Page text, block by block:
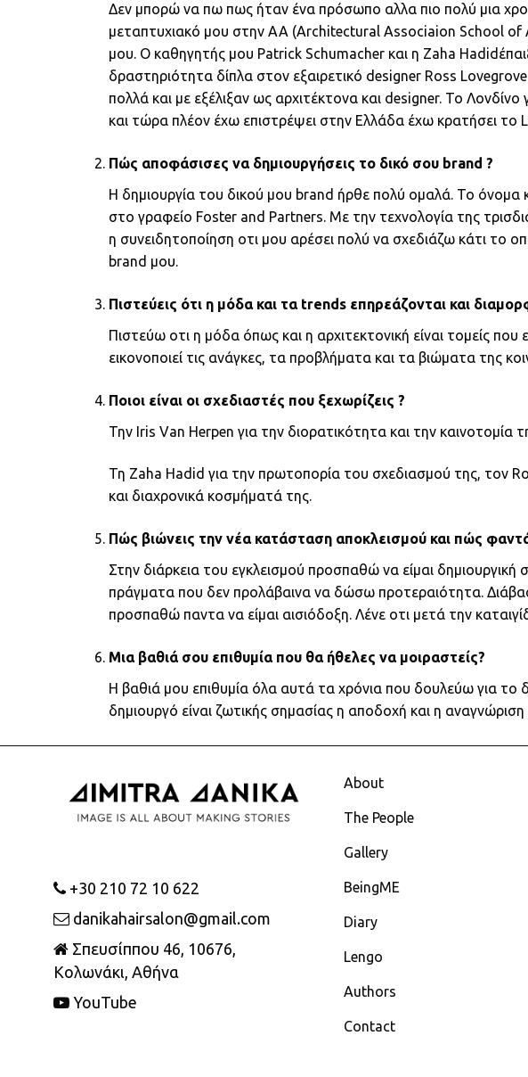
Δεν μπορώ να πω πως ήταν ένα πρόσωπο αλλα πιο πολύ μια
μεταπτυχιακό μου στην ΑΑ (Architectural Associaion School of
μου. Ο καθηγητής μου Patrick Schumacher και η Zaha
δραστηριότητα δίπλα στον εξαιρετικό designer Ross
πολλά και με εξέλιξαν ως αρχιτέκτονα και designer. Το
και τώρα πλέον έχω επιστρέψει στην Ελλάδα έχω κρατήσει
Πώς αποφάσισες να δημιουργήσεις το δικό σου brand ?
Η δημιουργία του δικού μου brand ήρθε πολύ ομαλά. Το όνομα
στο γραφείο Foster and Partners. Με την τεχνολογία της
η συνειδητοποίηση οτι μου αρέσει πολύ να σχεδιάζω κάτι το
brand μου.
Πιστεύεις ότι η μόδα και τα trends επηρεάζονται και
Πιστεύω οτι η μόδα όπως και η αρχιτεκτονική είναι τομείς
εικονοποιεί τις ανάγκες, τα προβλήματα και τα βιώματα της
Ποιοι είναι οι σχεδιαστές που ξεχωρίζεις ?
Την Iris Van Herpen για την διορατικότητα και την καινοτομία
Τη Zaha Hadid για την πρωτοπορία του σχεδιασμού της, τον
και διαχρονικά κοσμήματά της.
Πώς βιώνεις την νέα κατάσταση αποκλεισμού και πώς
Στην διάρκεια του εγκλεισμού προσπαθώ να είμαι
πράγματα που δεν προλάβαινα να δώσω προτεραιότητα.
προσπαθώ παντα να είμαι αισιόδοξη. Λένε οτι μετά την
Μια βαθιά σου επιθυμία που θα ήθελες να μοιραστείς?
Η βαθιά μου επιθυμία όλα αυτά τα χρόνια που δουλεύω για το
δημιουργό είναι ζωτικής σημασίας η αποδοχή και η
+30 210 72 10 622
danikahairsalon@gmail.com
Σπευσίππου 46, 10676,
Κολωνάκι, Αθήνα
YouTube
About
The People
Gallery
BeingME
Diary
Lengo
Authors
Contact